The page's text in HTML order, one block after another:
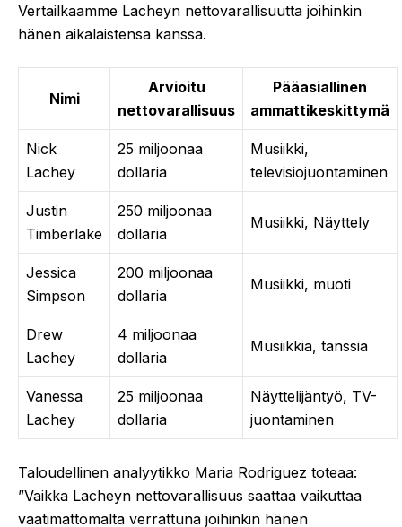
Vertailkaamme Lacheyn nettovarallisuutta joihinkin
hänen aikalaistensa kanssa.
Nimi
Arvioitu
nettovarallisuus
Pääasiallinen
ammattikeskittymä
Nick
Lachey
25 miljoonaa
dollaria
Musiikki,
televisiojuontaminen
Justin
Timberlake
250 miljoonaa
dollaria
Musiikki, Näyttely
Jessica
Simpson
200 miljoonaa
dollaria
Musiikki, muoti
Drew
Lachey
4 miljoonaa
dollaria
Musiikkia, tanssia
Vanessa
Lachey
25 miljoonaa
dollaria
Näyttelijäntyö, TV-
juontaminen
Taloudellinen analyytikko Maria Rodriguez toteaa:
”Vaikka Lacheyn nettovarallisuus saattaa vaikuttaa
vaatimattomalta verrattuna joihinkin hänen